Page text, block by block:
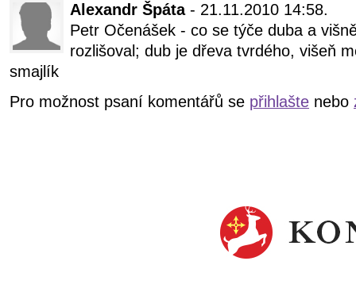
Alexandr Špáta- 21.11.2010 14:58.
Petr Očenášek - co se týče duba a
rozlišoval; dub je dřeva tvrdého, višeň
smajlík
Pro možnost psaní komentářů se přihlašte nebo